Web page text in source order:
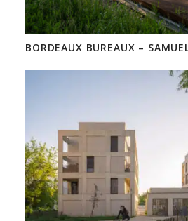
BORDEAUX BUREAUX –